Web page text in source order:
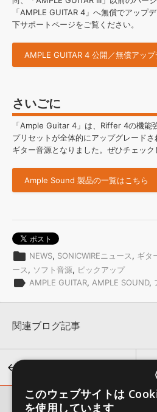
「AMPLE GUITAR 4」へ無償でアップ
下サポートページをご覧ください。
AMPLE GUITAR 4 公開／無償アッ
さいごに
「Ample Guitar 4」は、Riffer 4の機能
プリセットが全体的にアップグレード
ギター音源となりました。ぜひチェック
Ample Sound 製品の一覧はこちら
folder NEWS, SONICWIREニュース, ギタ
ース, ソフト音源, ピックアップ
label AMPLE GUITAR, AMPLE SOUND,
関連ブログ記事
このウェブサイトは
を使用しています